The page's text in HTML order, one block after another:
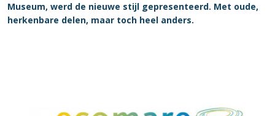
Museum, werd de nieuwe stijl gepresenteerd. Met oude,
herkenbare delen, maar toch heel anders.